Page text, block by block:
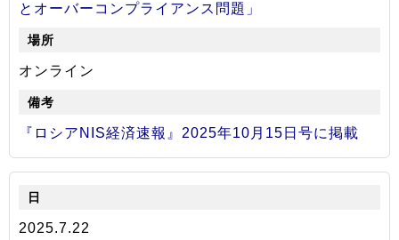
とオーバーコンプライアンス問題」
オンライン
『ロシアNIS経済速報』2025年10月15日号に掲載
2025.7.22